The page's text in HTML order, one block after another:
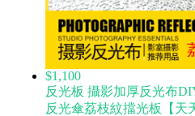
$1,100
反光板 攝影加厚反光布
反光傘荔枝紋擋光板【天